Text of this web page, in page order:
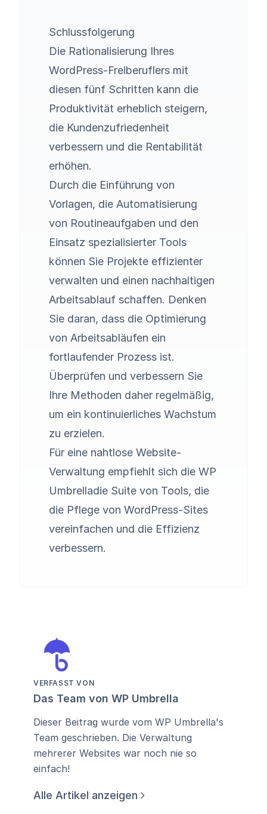
Schlussfolgerung
Die Rationalisierung Ihres
WordPress-Freiberuflers mit
diesen fünf Schritten kann die
Produktivität erheblich steigern,
die Kundenzufriedenheit
verbessern und die Rentabilität
erhöhen.
Durch die Einführung von
Vorlagen, die Automatisierung
von Routineaufgaben und den
Einsatz spezialisierter Tools
können Sie Projekte effizienter
verwalten und einen nachhaltigen
Arbeitsablauf schaffen. Denken
Sie daran, dass die Optimierung
von Arbeitsabläufen ein
fortlaufender Prozess ist.
Überprüfen und verbessern Sie
Ihre Methoden daher regelmäßig,
um ein kontinuierliches Wachstum
zu erzielen.
Für eine nahtlose Website-
Verwaltung empfiehlt sich die WP
Umbrelladie Suite von Tools, die
die Pflege von WordPress-Sites
vereinfachen und die Effizienz
verbessern.
VERFASST VON
Das Team von WP Umbrella
Dieser Beitrag wurde vom WP Umbrella's
Team geschrieben. Die Verwaltung
mehrerer Websites war noch nie so
einfach!
Alle Artikel anzeigen